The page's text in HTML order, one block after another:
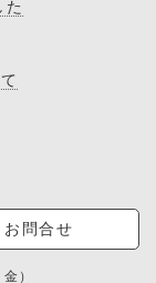
た
お問合せ
）